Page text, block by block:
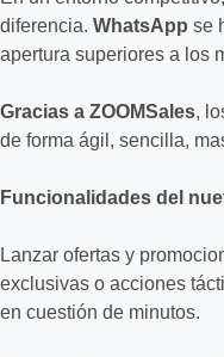
diferencia. WhatsApp se
apertura superiores a los
Gracias a ZOOMSales,
de forma ágil, sencilla,
Funcionalidades del
Lanzar ofertas y
exclusivas o acciones
en cuestión de minutos.